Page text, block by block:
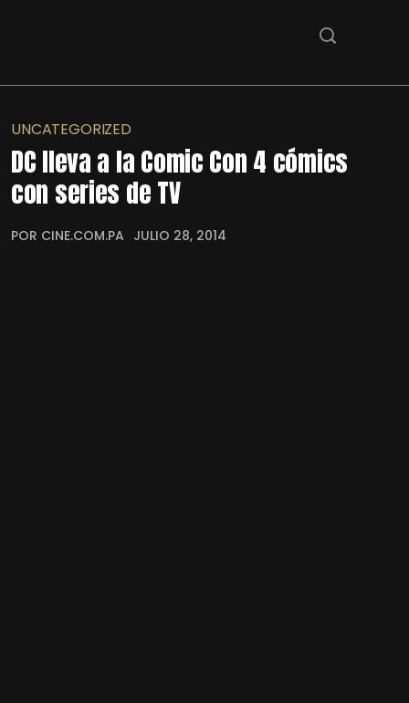
UNCATEGORIZED
DC lleva a la Comic Con 4 cómics
con series de TV
POR CINE.COM.PA JULIO 28, 2014